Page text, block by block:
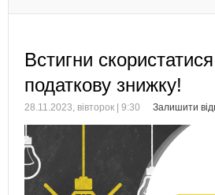
Встигни
податкову знижку!
28.11.2023, вівторок | 9:30 Залишити